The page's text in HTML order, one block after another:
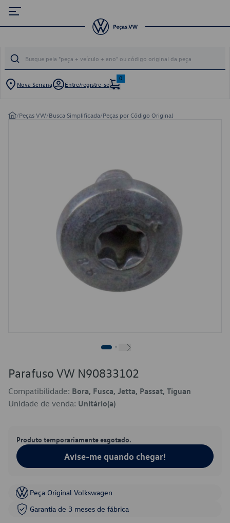
Nova Serrana Entre/registre-se
0
/Peças VW/Busca Simplificada/Peças por Código Original
Parafuso VW N90833102
Compatibilidade: Bora, Fusca, Jetta, Passat, Tiguan
Unidade de venda: Unitário(a)
Produto temporariamente esgotado.
Avise-me quando chegar!
Peça Original Volkswagen
Garantia de 3 meses de fábrica